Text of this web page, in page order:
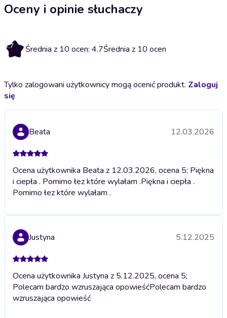
Oceny i opinie słuchaczy
4.7 Średnia z 10 ocen: 4.7Średnia z 10 ocen
Tylko zalogowani użytkownicy mogą ocenić produkt. Zaloguj
się
Beata 12.03.2026
Ocena użytkownika Beata z 12.03.2026, ocena 5; Piękna
i ciepła . Pomimo łez które wylałam .Piękna i ciepła .
Pomimo łez które wylałam .
Justyna 5.12.2025
Ocena użytkownika Justyna z 5.12.2025, ocena 5;
Polecam bardzo wzruszająca opowieśćPolecam bardzo
wzruszająca opowieść